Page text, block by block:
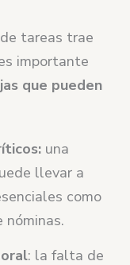
tareas trae
importante
que pueden
una
llevar a
como
nóminas.
: la falta de